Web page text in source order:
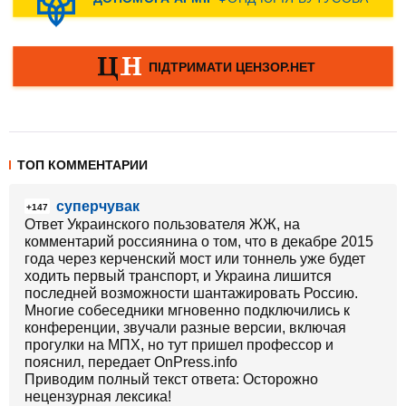
ТОП КОММЕНТАРИИ
+147
суперчувак
Ответ Украинского пользователя ЖЖ, на
комментарий россиянина о том, что в декабре 2015
года через керченский мост или тоннель уже будет
ходить первый транспорт, и Украина лишится
последней возможности шантажировать Россию.
Многие собеседники мгновенно подключились к
конференции, звучали разные версии, включая
прогулки на МПХ, но тут пришел профессор и
пояснил, передает OnPress.info
Приводим полный текст ответа: Осторожно
нецензурная лексика!